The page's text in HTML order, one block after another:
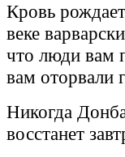
Кровь
веке
что люди вам
вам оторвали
Никогда
восстанет